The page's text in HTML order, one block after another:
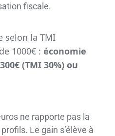
fiscale.
selon la TMI
1000€ : économie
(TMI 30%) ou
ne rapporte pas la
Le gain s’élève à